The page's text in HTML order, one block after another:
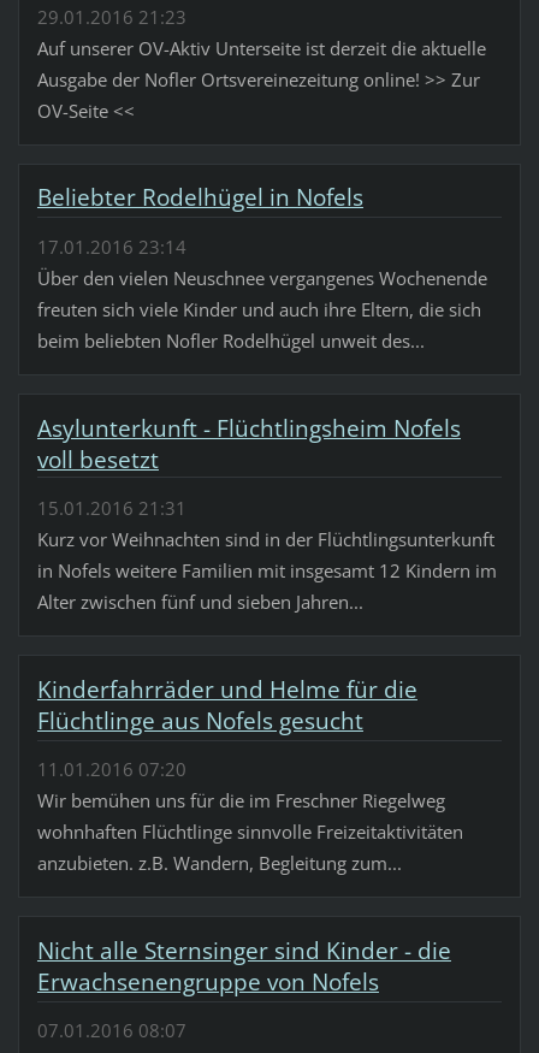
29.01.2016 21:23
Auf unserer OV-Aktiv Unterseite ist derzeit die aktuelle
Ausgabe der Nofler Ortsvereinezeitung online! >> Zur
OV-Seite <<
Beliebter Rodelhügel in Nofels
17.01.2016 23:14
Über den vielen Neuschnee vergangenes Wochenende
freuten sich viele Kinder und auch ihre Eltern, die sich
beim beliebten Nofler Rodelhügel unweit des...
Asylunterkunft - Flüchtlingsheim Nofels
voll besetzt
15.01.2016 21:31
Kurz vor Weihnachten sind in der Flüchtlingsunterkunft
in Nofels weitere Familien mit insgesamt 12 Kindern im
Alter zwischen fünf und sieben Jahren...
Kinderfahrräder und Helme für die
Flüchtlinge aus Nofels gesucht
11.01.2016 07:20
Wir bemühen uns für die im Freschner Riegelweg
wohnhaften Flüchtlinge sinnvolle Freizeitaktivitäten
anzubieten. z.B. Wandern, Begleitung zum...
Nicht alle Sternsinger sind Kinder - die
Erwachsenengruppe von Nofels
07.01.2016 08:07